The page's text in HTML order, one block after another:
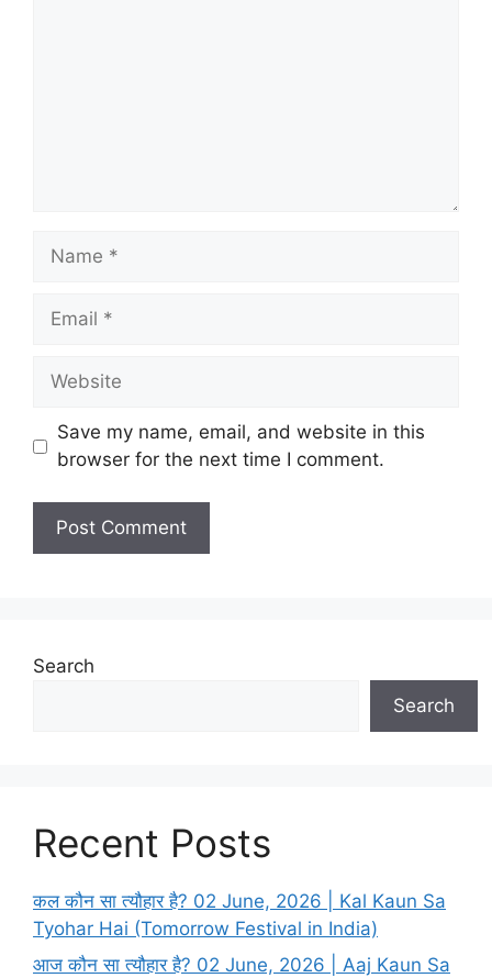
s
t
Save my name, email, and website in this
browser for the next time I comment.
Search
Search
Recent Posts
कल कौन सा त्यौहार है? 02 June, 2026 | Kal Kaun Sa
Tyohar Hai (Tomorrow Festival in India)
आज कौन सा त्यौहार है? 02 June, 2026 | Aaj Kaun Sa